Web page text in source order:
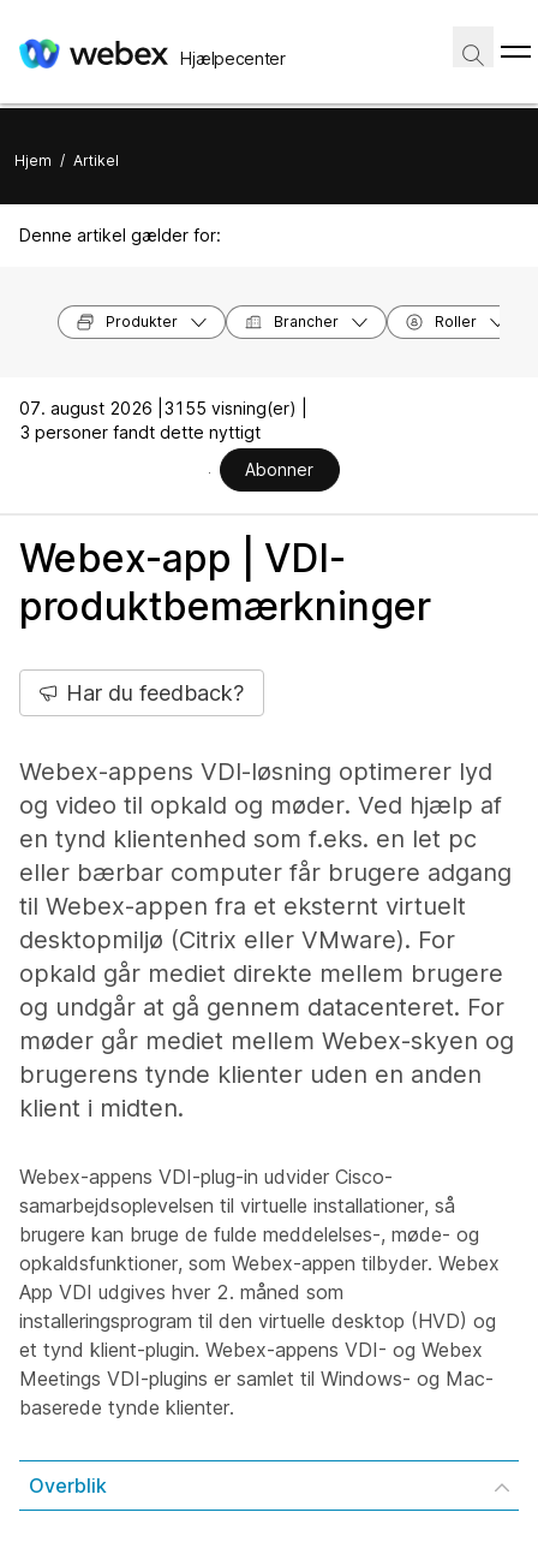
Hjælpecenter
Hjem / Artikel
Denne artikel gælder for:
Produkter Brancher Roller
07. august 2026 | 3155 visning(er) |
3 personer fandt dette nyttigt
Abonner
Webex-app | VDI-
produktbemærkninger
Har du feedback?
Webex-appens VDI-løsning optimerer lyd
og video til opkald og møder. Ved hjælp af
en tynd klientenhed som f.eks. en let pc
eller bærbar computer får brugere adgang
til Webex-appen fra et eksternt virtuelt
desktopmiljø (Citrix eller VMware). For
opkald går mediet direkte mellem brugere
og undgår at gå gennem datacenteret. For
møder går mediet mellem Webex-skyen og
brugerens tynde klienter uden en anden
klient i midten.
Webex-appens VDI-plug-in udvider Cisco-
samarbejdsoplevelsen til virtuelle installationer, så
brugere kan bruge de fulde meddelelses-, møde- og
opkaldsfunktioner, som Webex-appen tilbyder. Webex
App VDI udgives hver 2. måned som
installeringsprogram til den virtuelle desktop (HVD) og
et tynd klient-plugin. Webex-appens VDI- og Webex
Meetings VDI-plugins er samlet til Windows- og Mac-
baserede tynde klienter.
Overblik